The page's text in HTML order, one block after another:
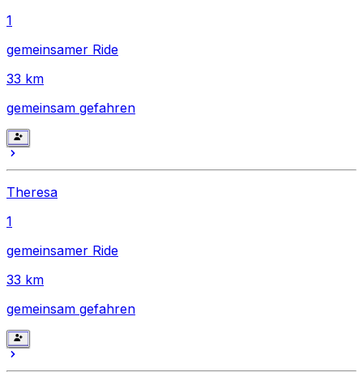
1
gemeinsamer Ride
33 km
gemeinsam gefahren
Theresa
1
gemeinsamer Ride
33 km
gemeinsam gefahren